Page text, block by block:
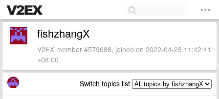
fishzhangX
V2EX member #579086, joined on 2022-04-23 11:42:41
+08:00
Switch topics list